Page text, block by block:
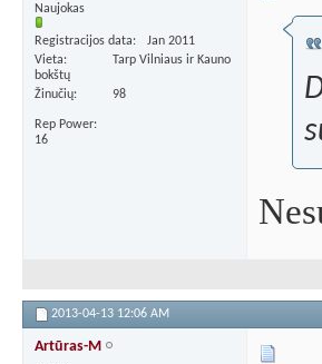
Naujokas
Registracijos data
Jan 2011
Vieta
Tarp Vilniaus ir Kauno
bokštų
Žinučių
98
Rep Power
16
2013-04-13 12:06 AM
Artūras-M